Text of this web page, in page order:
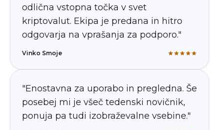
odlična vstopna točka v svet
kriptovalut. Ekipa je predana in hitro
odgovarja na vprašanja za podporo."
Vinko Smoje
"Enostavna za uporabo in pregledna. Še
posebej mi je všeč tedenski novičnik,
ponuja pa tudi izobraževalne vsebine."